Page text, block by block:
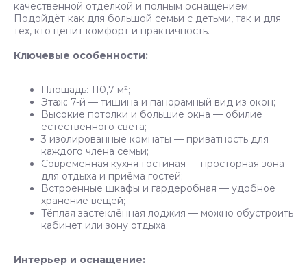
качественной отделкой и полным оснащением.
Подойдёт как для большой семьи с детьми, так и для
тех, кто ценит комфорт и практичность.
Ключевые особенности:
Площадь: 110,7 м²;
Этаж: 7-й — тишина и панорамный вид из окон;
Высокие потолки и большие окна — обилие
естественного света;
3 изолированные комнаты — приватность для
каждого члена семьи;
Современная кухня-гостиная — просторная зона
для отдыха и приёма гостей;
Встроенные шкафы и гардеробная — удобное
хранение вещей;
Тёплая застеклённая лоджия — можно обустроить
кабинет или зону отдыха.
Интерьер и оснащение: